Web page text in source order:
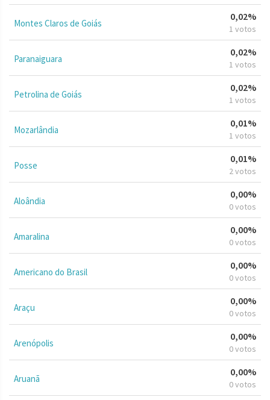
Montes Claros de Goiás
0,02%
1 votos
Paranaiguara
0,02%
1 votos
Petrolina de Goiás
0,02%
1 votos
Mozarlândia
0,01%
1 votos
Posse
0,01%
2 votos
Aloândia
0,00%
0 votos
Amaralina
0,00%
0 votos
Americano do Brasil
0,00%
0 votos
Araçu
0,00%
0 votos
Arenópolis
0,00%
0 votos
Aruanã
0,00%
0 votos